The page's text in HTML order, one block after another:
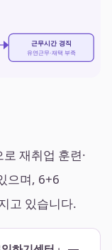
근무시간 경직
유연근무·재택 부족
재취업 훈련·
으며, 6+6
고 있습니다.